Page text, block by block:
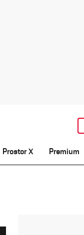
Prostor X Premium